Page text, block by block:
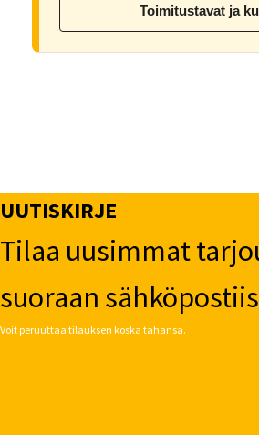
Toimitustavat ja
UUTISKIRJE
Tilaa uusimmat
suoraan
Voit peruuttaa tilauksen koska tahansa.